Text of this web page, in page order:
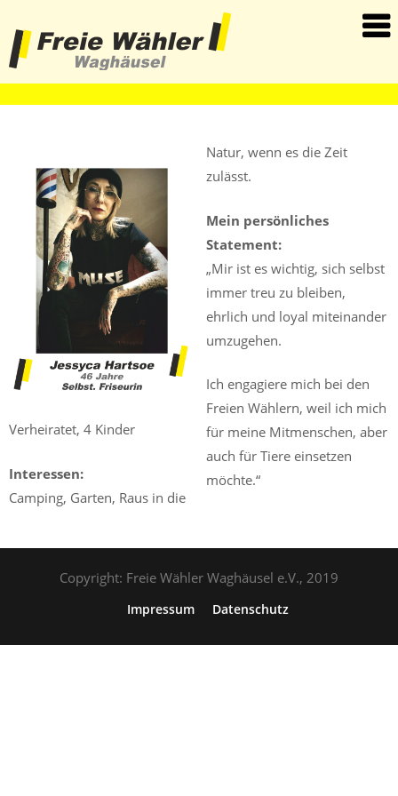
Verheiratet, 4 Kinder
Interessen:
Camping, Garten, Raus in die
Natur, wenn es die Zeit
zulässt.
Mein persönliches
Statement:
„Mir ist es wichtig, sich selbst
immer treu zu bleiben,
ehrlich und loyal miteinander
umzugehen.
Ich engagiere mich bei den
Freien Wählern, weil ich mich
für meine Mitmenschen, aber
auch für Tiere einsetzen
möchte.“
Copyright: Freie Wähler Waghäusel e.V., 2019
Impressum Datenschutz